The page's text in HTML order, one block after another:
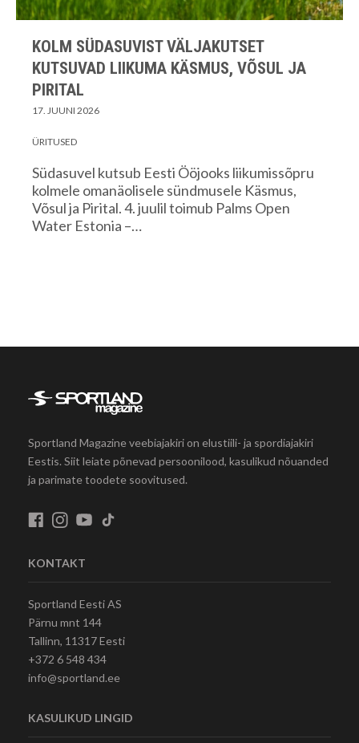
KOLM SÜDASUVIST VÄLJAKUTSET
KUTSUVAD LIIKUMA KÄSMUS, VÕSUL JA
PIRITAL
17. JUUNI 2026
ÜRITUSED
Südasuvel kutsub Eesti Ööjooks liikumissõpru
kolmele omanäolisele sündmusele Käsmus,
Võsul ja Pirital. 4. juulil toimub Palms Open
Water Estonia –…
Sportland Magazine veebiajakiri on elustiili- ja spordiajakiri
Eestis. Siit leiate põnevad persoonilood, kasulikud nõuanded
ja parimate toodete soovitused.
KONTAKT
Sportland Eesti AS
Pärnu mnt 144
Tallinn, 11317 Eesti
+372 6 548 434
info@sportland.ee
KASULIKUD LINGID